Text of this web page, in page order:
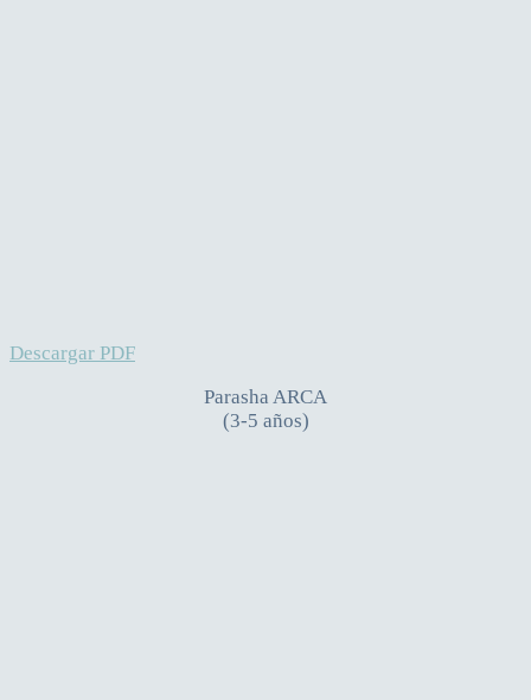
Descargar PDF
Parasha ARCA
(3-5 años)